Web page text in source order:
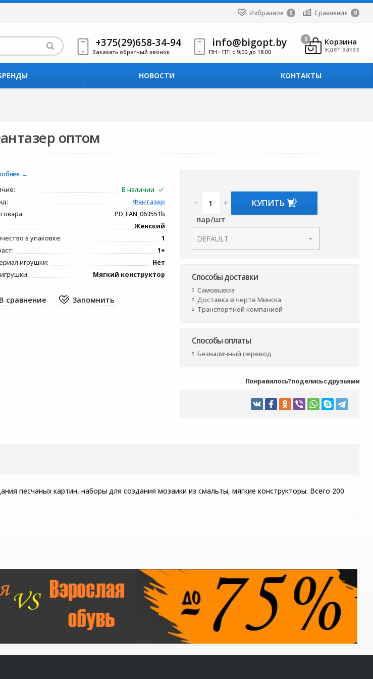
Избранное 0 Сравнение 0
+375(29)658-34-94
Заказать обратный звонок
info@bigopt.by
ПН - ПТ: с 9:00 до 18:00
Корзина
ждёт заказ
0
НОВОСТИ КОНТАКТЫ
оптом
В наличии
Фантазер
PD_FAN_063551b
Женский
в упаковке:
1
1+
игрушки:
Нет
Мягкий конструктор
− +
пар/шт
КУПИТЬ
Способы доставки
Самовывоз
Доставка в черте Минска
Транспортной компанией
Способы оплаты
Безналичный перевод
Понравилось? поделись с друзьями
песчаных картин, наборы для создания мозаики из смальты, мягкие конструкторы. Всего 200